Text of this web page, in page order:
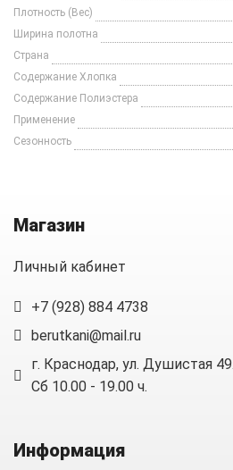
Плотность (Вес)
Ширина полотна
Страна
Содержание Хлопка
Содержание Полиэстера
Применение
Сезонность
Магазин
Личный кабинет
+7 (928) 884 4738
berutkani@mail.ru
г. Краснодар, ул. Душистая
Сб 10.00 - 19.00 ч.
Информация